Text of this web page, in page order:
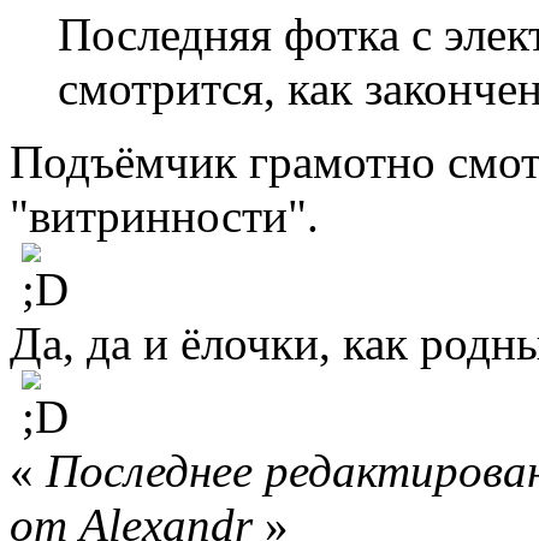
Последняя фотка с
смотрится, как
Подъёмчик грамотно
"витринности".
Да, да и ёлочки, как
« Последнее
от Alexandr»